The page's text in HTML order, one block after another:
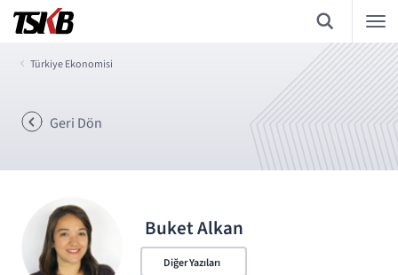
Türkiye Ekonomisi
Geri Dön
Buket Alkan
Diğer Yazıları